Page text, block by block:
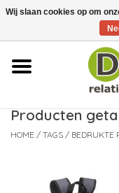
Over ons
Contact
Nieuws
Leveringsvoorwaarden
Producten
HOME / TAGS / BEDRUKTE
Wij slaan cookies op om